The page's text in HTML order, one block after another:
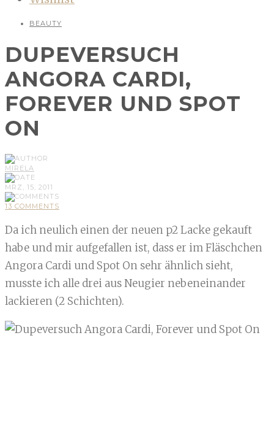
BEAUTY
DUPEVERSUCH
ANGORA CARDI,
FOREVER UND SPOT
ON
MIRELA
MRZ, 15, 2011
13 COMMENTS
Da ich neulich einen der neuen p2 Lacke gekauft
habe und mir aufgefallen ist, dass er im Fläschchen
Angora Cardi und Spot On sehr ähnlich sieht,
musste ich alle drei aus Neugier nebeneinander
lackieren (2 Schichten).